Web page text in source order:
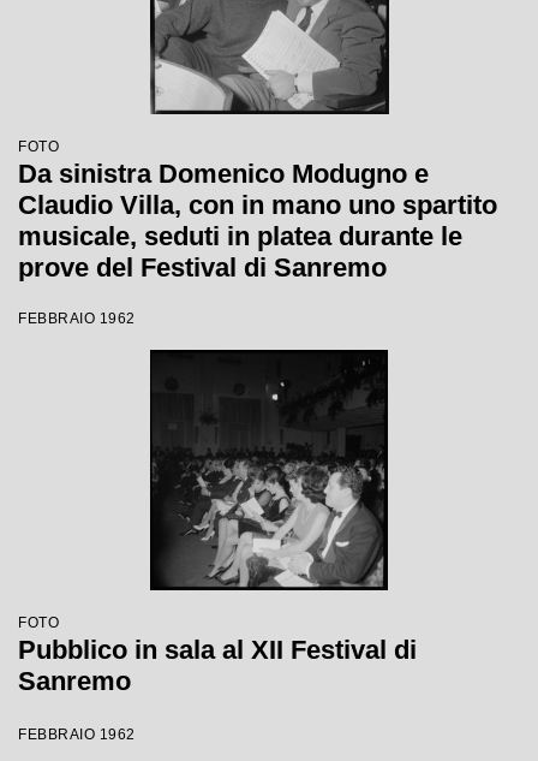
FOTO
Da sinistra Domenico Modugno e
Claudio Villa, con in mano uno spartito
musicale, seduti in platea durante le
prove del Festival di Sanremo
FEBBRAIO 1962
FOTO
Pubblico in sala al XII Festival di
Sanremo
FEBBRAIO 1962